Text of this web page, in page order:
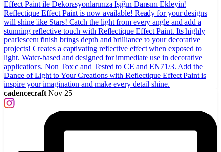
cadencecraft Nov 25